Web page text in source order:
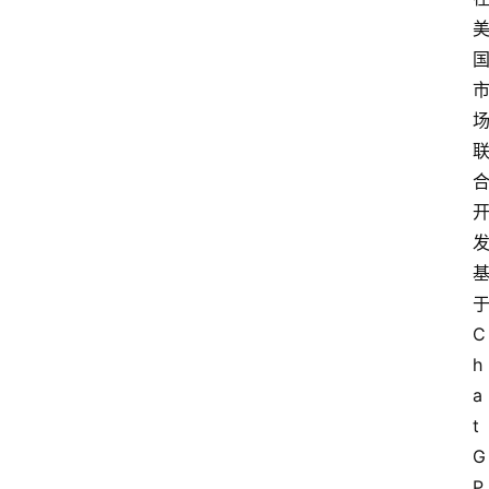
美
国
市
场
联
合
开
发
基
于
C
h
a
t
G